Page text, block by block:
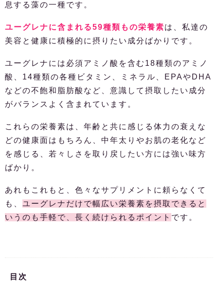
息する藻の一種です。
ユーグレナに含まれる59種類もの栄養素は、私達の
美容と健康に積極的に摂りたい成分ばかりです。
ユーグレナには必須アミノ酸を含む18種類のアミノ
酸、14種類の各種ビタミン、ミネラル、EPAやDHA
などの不飽和脂肪酸など、意識して摂取したい成分
がバランスよく含まれています。
これらの栄養素は、年齢と共に感じる体力の衰えな
どの健康面はもちろん、中年太りやお肌の老化など
を感じる、若々しさを取り戻したい方には強い味方
ばかり。
あれもこれもと、色々なサプリメントに頼らなくて
も、 ユーグレナだけで幅広い栄養素を摂取できると
いうのも手軽で、長く続けられるポイント です。
目次